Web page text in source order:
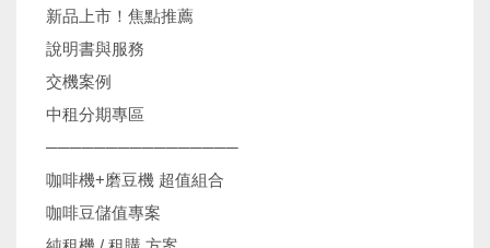
新品上市！焦點推薦
說明書與服務
交機案例
中租分期專區
────────────────
咖啡機+磨豆機 超值組合
咖啡豆儲值專案